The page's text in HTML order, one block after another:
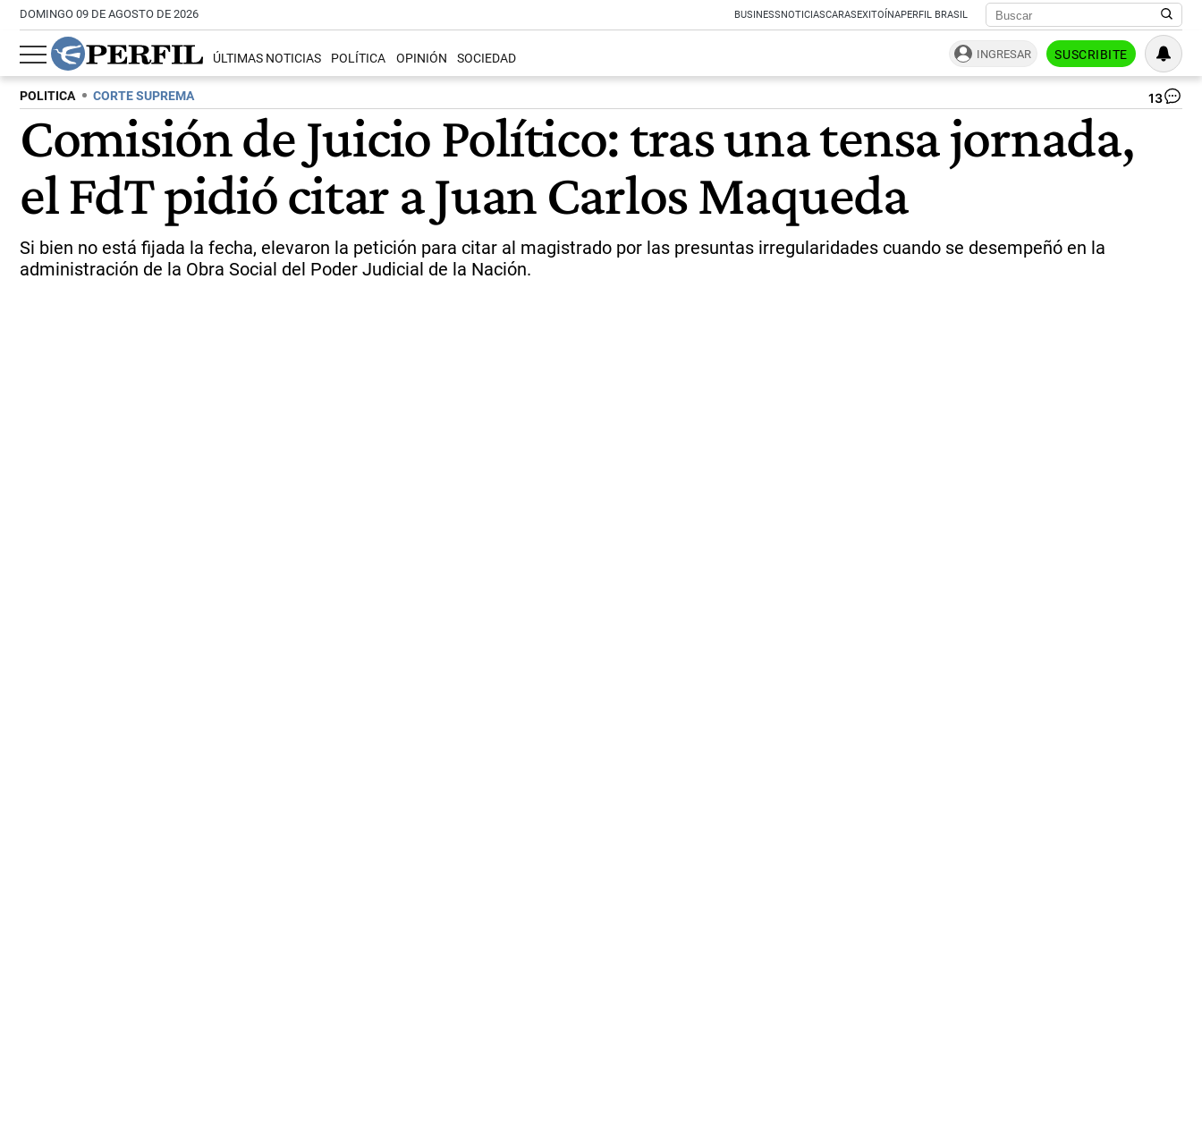
DOMINGO 09 DE AGOSTO DE 2026 BUSINESSNOTICIASCARASEXITOÍNAPERFIL BRASIL
ÚLTIMAS NOTICIAS POLÍTICA OPINIÓN SOCIEDAD INGRESAR SUSCRIBITE
POLITICA CORTE SUPREMA 13
Comisión de Juicio Político: tras una tensa jornada,
el FdT pidió citar a Juan Carlos Maqueda
Si bien no está fijada la fecha, elevaron la petición para citar al magistrado por las presuntas irregularidades cuando se desempeñó en la
administración de la Obra Social del Poder Judicial de la Nación.